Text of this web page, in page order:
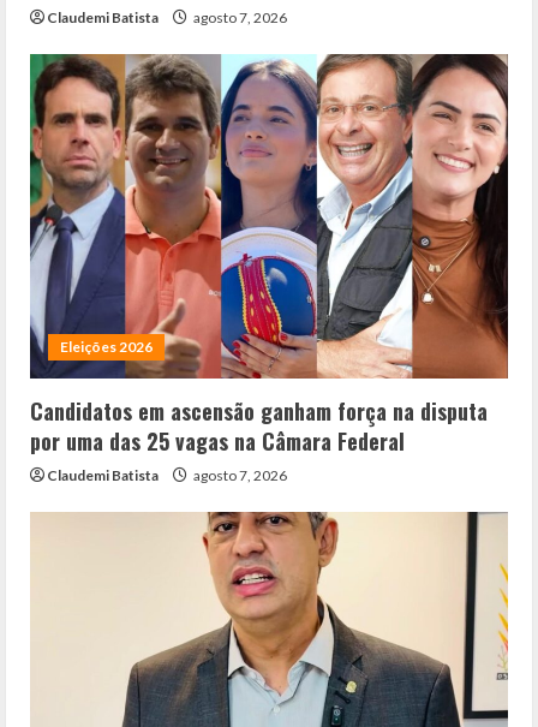
Claudemi Batista agosto 7, 2026
Eleições 2026
Candidatos em ascensão ganham força na disputa
por uma das 25 vagas na Câmara Federal
Claudemi Batista agosto 7, 2026